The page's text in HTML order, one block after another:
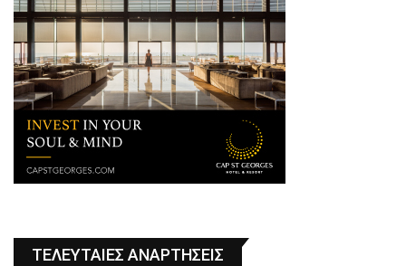
ΤΕΛΕΥΤΑΙΕΣ ΑΝΑΡΤΗΣΕΙΣ